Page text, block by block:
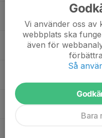
16:15
17:05
Is Felicia
Björkängshallen B
21 Fys Rebecca
Vi använder oss
webbplats ska
även för
Så
Bara